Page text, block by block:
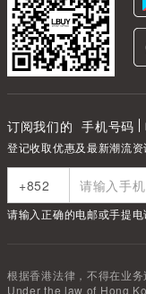
订阅我们的 手机号码
登记收取优惠及最新潮流资
请输入正确的电邮或手提
根据香港法律，不得在业
Under the law of Hong